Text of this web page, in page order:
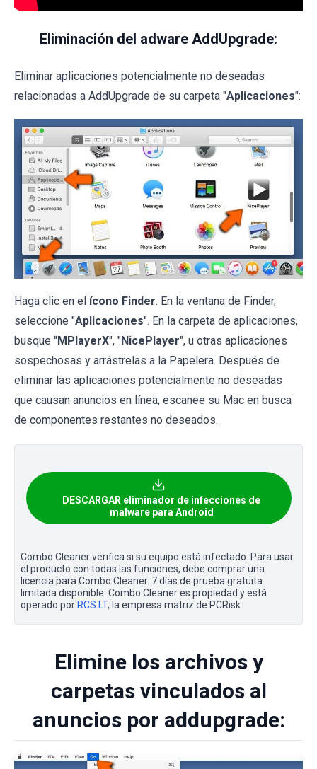
Eliminación del adware AddUpgrade:
Eliminar aplicaciones potencialmente no deseadas
relacionadas a AddUpgrade de su carpeta "Aplicaciones":
Haga clic en el ícono Finder. En la ventana de Finder,
seleccione "Aplicaciones". En la carpeta de aplicaciones,
busque "MPlayerX", "NicePlayer", u otras aplicaciones
sospechosas y arrástrelas a la Papelera. Después de
eliminar las aplicaciones potencialmente no deseadas
que causan anuncios en línea, escanee su Mac en busca
de componentes restantes no deseados.
DESCARGAR eliminador de infecciones de
malware para Android
Combo Cleaner verifica si su equipo está infectado. Para usar
el producto con todas las funciones, debe comprar una
licencia para Combo Cleaner. 7 días de prueba gratuita
limitada disponible. Combo Cleaner es propiedad y está
operado porRCS LT, la empresa matriz de PCRisk.
Elimine los archivos y
carpetas vinculados al
anuncios por addupgrade: